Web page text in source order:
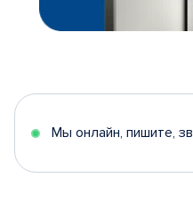
Мы онлайн, пишите,